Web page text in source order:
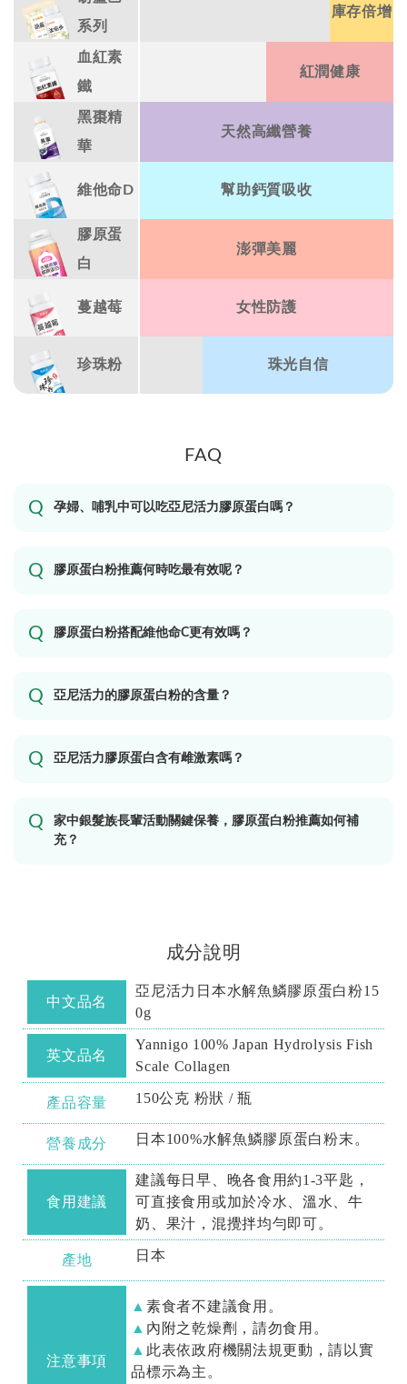
系列
庫存倍增
血紅素
鐵
紅潤健康
黑棗精
華
天然高纖營養
維他命D 幫助鈣質吸收
膠原蛋
白
澎彈美麗
蔓越莓 女性防護
珍珠粉 珠光自信
FAQ
孕婦、哺乳中可以吃亞尼活力膠原蛋白嗎？
膠原蛋白粉推薦何時吃最有效呢？
膠原蛋白粉搭配維他命C更有效嗎？
亞尼活力的膠原蛋白粉的含量？
亞尼活力膠原蛋白含有雌激素嗎？
家中銀髮族長輩活動關鍵保養，膠原蛋白粉推薦如何補
充？
成分說明
中文品名
亞尼活力日本水解魚鱗膠原蛋白粉15
0g
英文品名
Yannigo 100% Japan Hydrolysis Fish
Scale Collagen
產品容量 150公克 粉狀 / 瓶
營養成分 日本100%水解魚鱗膠原蛋白粉末。
食用建議
建議每日早、晚各食用約1-3平匙，
可直接食用或加於冷水、溫水、牛
奶、果汁，混攪拌均勻即可。
產地 日本
注意事項
素食者不建議食用。
內附之乾燥劑，請勿食用。
此表依政府機關法規更動，請以實
品標示為主。